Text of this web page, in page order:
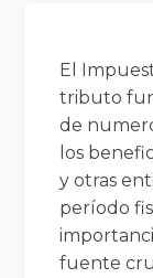
El
tributo
de
los
y otras
período
fuente